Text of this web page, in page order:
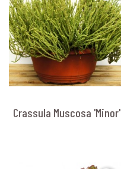
Crassula Muscosa 'Minor'